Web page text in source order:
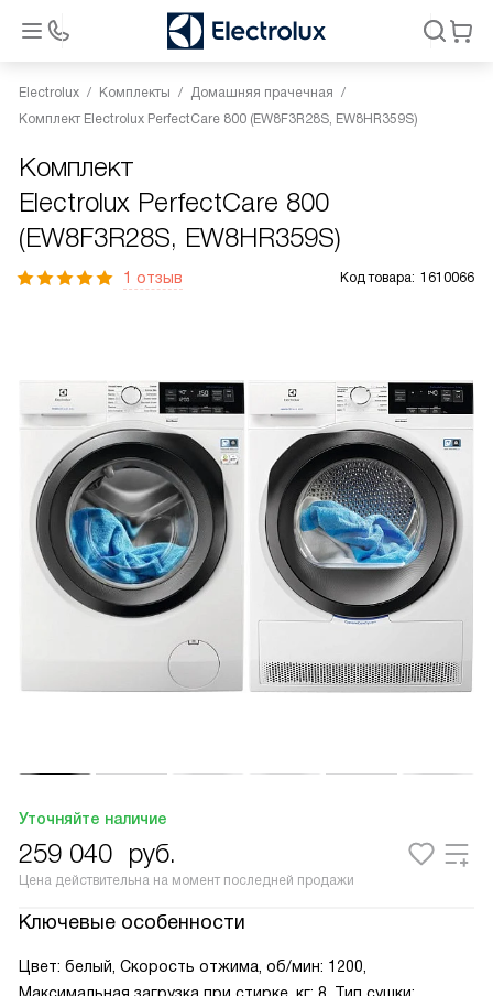
Electrolux Комплекты
Домашняя прачечная
Комплект Electrolux PerfectCare 800 (EW8F3R28S, EW8HR359S)
Комплект
Electrolux PerfectCare 800
(EW8F3R28S, EW8HR359S)
1 отзыв Код товара: 1610066
Уточняйте наличие
259 040 руб.
Цена действительна на момент последней продажи
Ключевые особенности
Цвет: белый, Скорость отжима, об/мин: 1200,